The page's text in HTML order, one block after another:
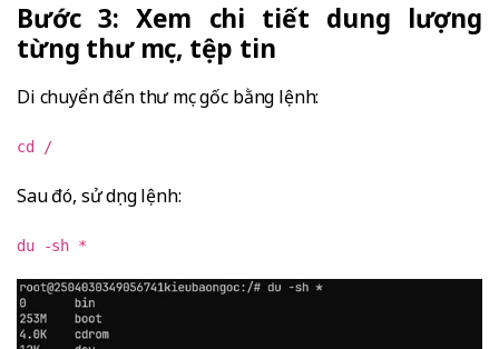
Bước 3: Xem chi tiết dung lượng
từng thư mục, tệp tin
Di chuyển đến thư mục gốc bằng lệnh:
cd /
Sau đó, sử dụng lệnh:
du -sh *